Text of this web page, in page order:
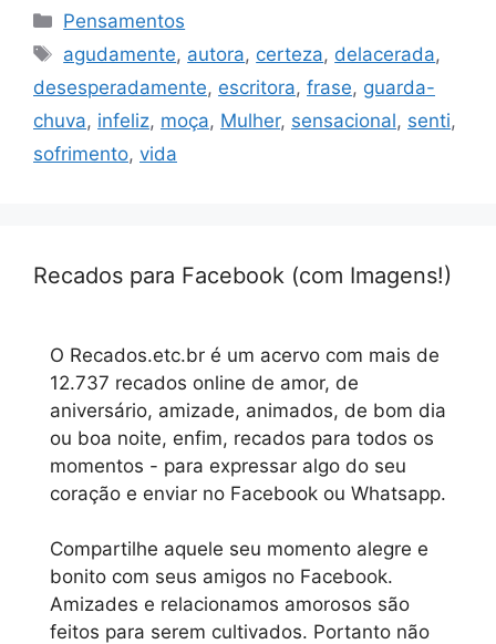
Categorias
Pensamentos
Tags
agudamente, autora, certeza, delacerada,
desesperadamente, escritora, frase, guarda-
chuva, infeliz, moça, Mulher, sensacional, senti,
sofrimento, vida
Recados para Facebook (com Imagens!)
O Recados.etc.br é um acervo com mais de
12.737 recados online de amor, de
aniversário, amizade, animados, de bom dia
ou boa noite, enfim, recados para todos os
momentos - para expressar algo do seu
coração e enviar no Facebook ou Whatsapp.
Compartilhe aquele seu momento alegre e
bonito com seus amigos no Facebook.
Amizades e relacionamos amorosos são
feitos para serem cultivados. Portanto não